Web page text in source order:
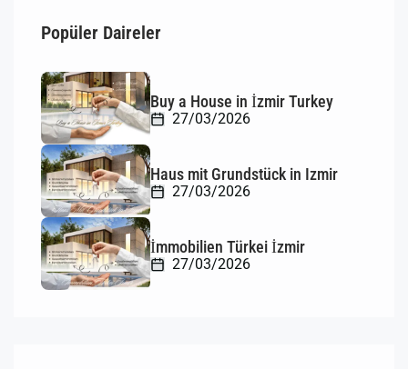
Popüler Daireler
Buy a House in İzmir Turkey
27/03/2026
Haus mit Grundstück in Izmir
27/03/2026
İmmobilien Türkei İzmir
27/03/2026